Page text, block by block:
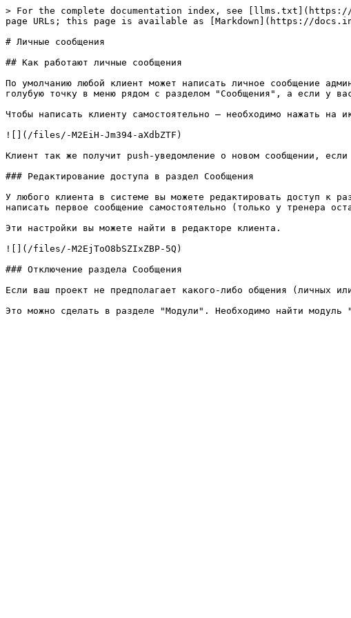
> For the complete documentation index, see
page URLs; this page is available as [Markdown](https://
# Личные сообщения
## Как работают личные сообщения
По умолчанию любой клиент может написать личное сообщение
голубую точку в меню рядом с разделом "Сообщения", а если у
Чтобы написать клиенту самостоятельно – необходимо нажать
![](/files/-M2EiH-Jm394-aXdbZTF)
Клиент так же получит push-уведомление о новом сообщении,
### Редактирование доступа в раздел Сообщения
У любого клиента в системе вы можете редактировать доступ к
написать первое сообщение самостоятельно (только у тренера
Эти настройки вы можете найти в редакторе клиента.
![](/files/-M2EjToO8bSZIxZBP-5Q)
### Отключение раздела Сообщения
Если ваш проект не предполагает какого-либо общения (личных